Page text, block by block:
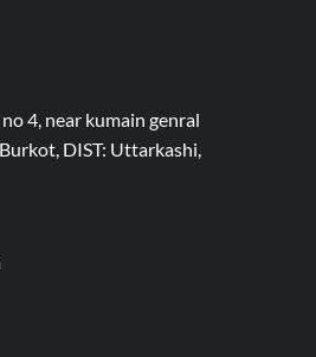
4, near kumain genral
DIST: Uttarkashi,